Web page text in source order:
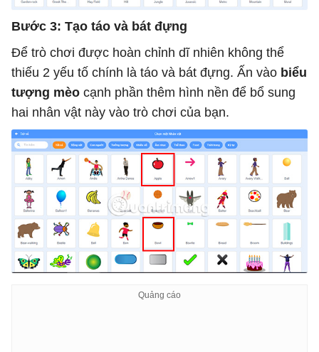
Bước 3: Tạo táo và bát đựng
Để trò chơi được hoàn chỉnh dĩ nhiên không thể
thiếu 2 yếu tố chính là táo và bát đựng. Ấn vào biểu
tượng mèo cạnh phần thêm hình nền để bổ sung
hai nhân vật này vào trò chơi của bạn.